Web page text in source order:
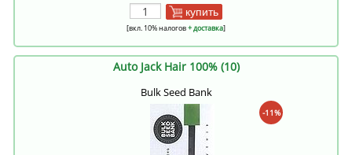
купить
[вкл. 10% налогов+ доставка]
Auto Jack Hair 100% (10)
Bulk Seed Bank
-11%